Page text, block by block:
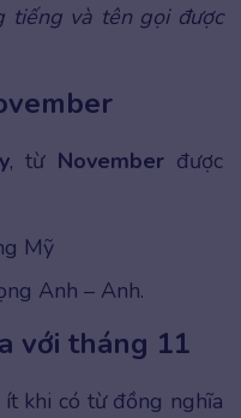
tiếng và tên gọi được
, từ Novemberđược
Mỹ
Anh – Anh.
với tháng 11
ít khi có từ đồng nghĩa